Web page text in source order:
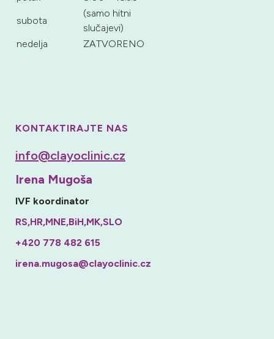
subota
(samo hitni
slučajevi)
nedelja
ZATVORENO
KONTAKTIRAJTE NAS
info@clayoclinic.cz
Irena Mugoša
IVF koordinator
RS,HR,MNE,BiH,MK,SLO
+420 778 482 615
irena.mugosa@clayoclinic.cz